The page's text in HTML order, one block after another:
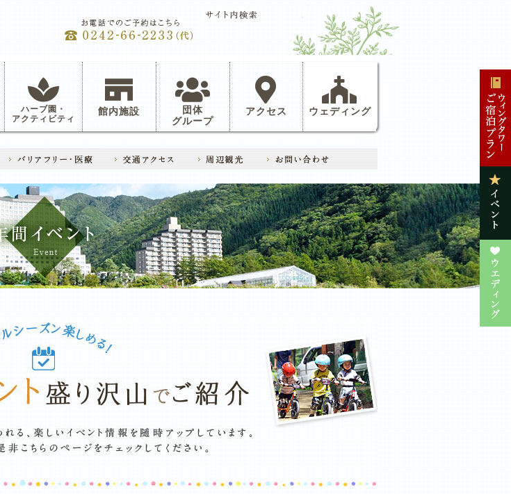
ハーブ園・
アクティビティ
館内施設
団体
グループ
アクセス ウェディング